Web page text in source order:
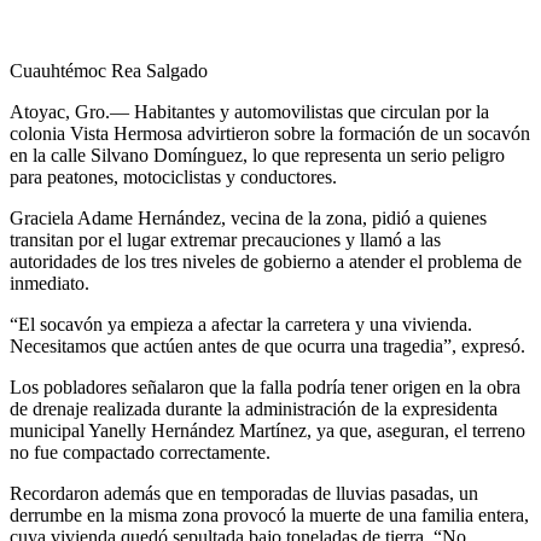
Cuauhtémoc Rea Salgado
Atoyac, Gro.— Habitantes y automovilistas que circulan por la
colonia Vista Hermosa advirtieron sobre la formación de un socavón
en la calle Silvano Domínguez, lo que representa un serio peligro
para peatones, motociclistas y conductores.
Graciela Adame Hernández, vecina de la zona, pidió a quienes
transitan por el lugar extremar precauciones y llamó a las
autoridades de los tres niveles de gobierno a atender el problema de
inmediato.
“El socavón ya empieza a afectar la carretera y una vivienda.
Necesitamos que actúen antes de que ocurra una tragedia”, expresó.
Los pobladores señalaron que la falla podría tener origen en la obra
de drenaje realizada durante la administración de la expresidenta
municipal Yanelly Hernández Martínez, ya que, aseguran, el terreno
no fue compactado correctamente.
Recordaron además que en temporadas de lluvias pasadas, un
derrumbe en la misma zona provocó la muerte de una familia entera,
cuya vivienda quedó sepultada bajo toneladas de tierra. “No